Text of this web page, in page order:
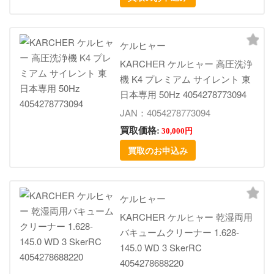
ケルヒャー
KARCHER ケルヒャー 高圧洗浄
機 K4 プレミアム サイレント 東
日本専用 50Hz 4054278773094
JAN：4054278773094
買取価格: 30,000円
買取のお申込み
ケルヒャー
KARCHER ケルヒャー 乾湿両用
バキュームクリーナー 1.628-
145.0 WD 3 SkerRC
4054278688220